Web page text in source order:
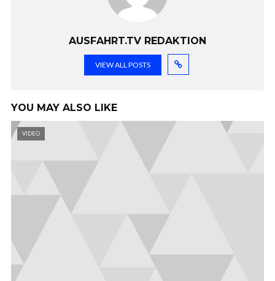
AUSFAHRT.TV REDAKTION
VIEW ALL POSTS
YOU MAY ALSO LIKE
VIDEO